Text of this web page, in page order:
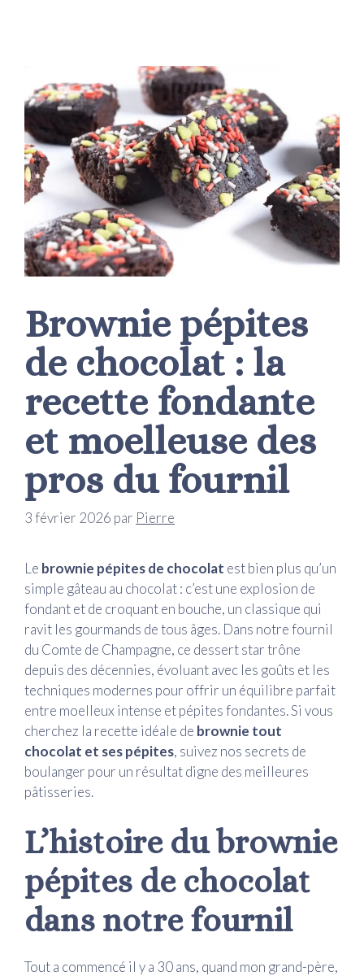
Brownie pépites
de chocolat : la
recette fondante
et moelleuse des
pros du fournil
3 février 2026 par Pierre
Le brownie pépites de chocolat est bien plus qu’un
simple gâteau au chocolat : c’est une explosion de
fondant et de croquant en bouche, un classique qui
ravit les gourmands de tous âges. Dans notre fournil
du Comte de Champagne, ce dessert star trône
depuis des décennies, évoluant avec les goûts et les
techniques modernes pour offrir un équilibre parfait
entre moelleux intense et pépites fondantes. Si vous
cherchez la recette idéale de brownie tout
chocolat et ses pépites, suivez nos secrets de
boulanger pour un résultat digne des meilleures
pâtisseries.
L’histoire du brownie
pépites de chocolat
dans notre fournil
Tout a commencé il y a 30 ans, quand mon grand-père,